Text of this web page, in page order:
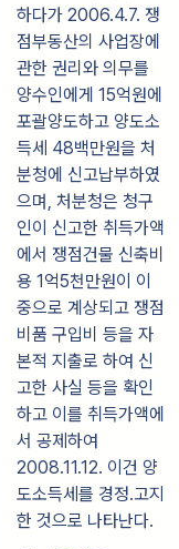
하다가 2006.4.7. 쟁
점부동산의 사업장에
관한 권리와 의무를
양수인에게 15억원에
포괄양도하고 양도소
득세 48백만원을 처
분청에 신고납부하였
으며, 처분청은 청구
인이 신고한 취득가액
에서 쟁점건물 신축비
용 1억5천만원이 이
중으로 계상되고 쟁점
비품 구입비 등을 자
본적 지출로 하여 신
고한 사실 등을 확인
하고 이를 취득가액에
서 공제하여
2008.11.12. 이건 양
도소득세를 경정․고지
한 것으로 나타난다.